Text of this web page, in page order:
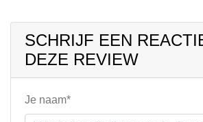
SCHRIJF EEN
DEZE REVIEW
Je naam*